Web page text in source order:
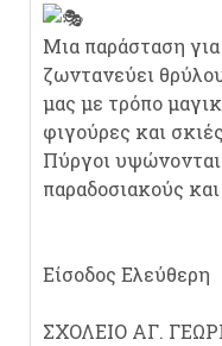
Μια παράσταση
ζωντανεύει
μας με τρόπο
φιγούρες και
Πύργοι
παραδοσιακούς
Είσοδος Ελεύθερη
ΣΧΟΛΕΙΟ ΑΓ.